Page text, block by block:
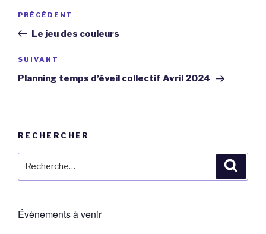
Navigation
l’article
Article
précédent
PRÉCÉDENT
Le jeu des couleurs
Article
suivant
SUIVANT
Planning temps d’éveil collectif Avril 2024
RECHERCHER
Évènements à venir